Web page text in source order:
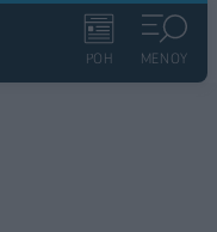
ΡΟΗ ΜΕΝΟΥ